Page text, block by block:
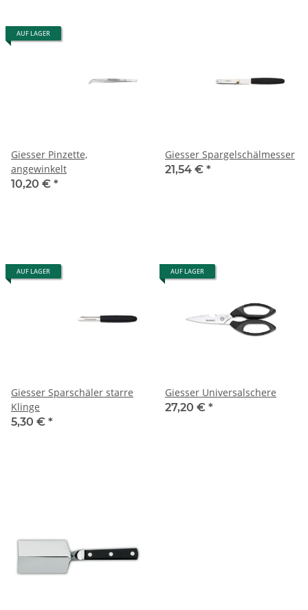
AUF LAGER
Giesser Pinzette,
angewinkelt
10,20 € *
Giesser Spargelschälmesser
21,54 € *
AUF LAGER
Giesser Sparschäler starre
Klinge
5,30 € *
AUF LAGER
Giesser Universalschere
27,20 € *